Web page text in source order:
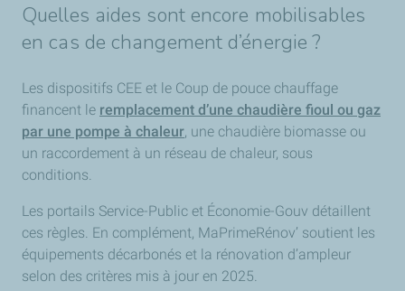
Quelles aides sont encore mobilisables
en cas de changement d’énergie ?
Les dispositifs CEE et le Coup de pouce chauffage
financent le remplacement d’une chaudière fioul ou gaz
par une pompe à chaleur, une chaudière biomasse ou
un raccordement à un réseau de chaleur, sous
conditions.
Les portails Service-Public et Économie-Gouv détaillent
ces règles. En complément, MaPrimeRénov’ soutient les
équipements décarbonés et la rénovation d’ampleur
selon des critères mis à jour en 2025.